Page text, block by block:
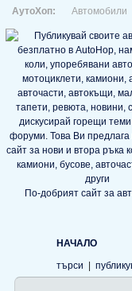
АутоХоп: Автомобили
По-добрият сайт за
НАЧАЛО
търси